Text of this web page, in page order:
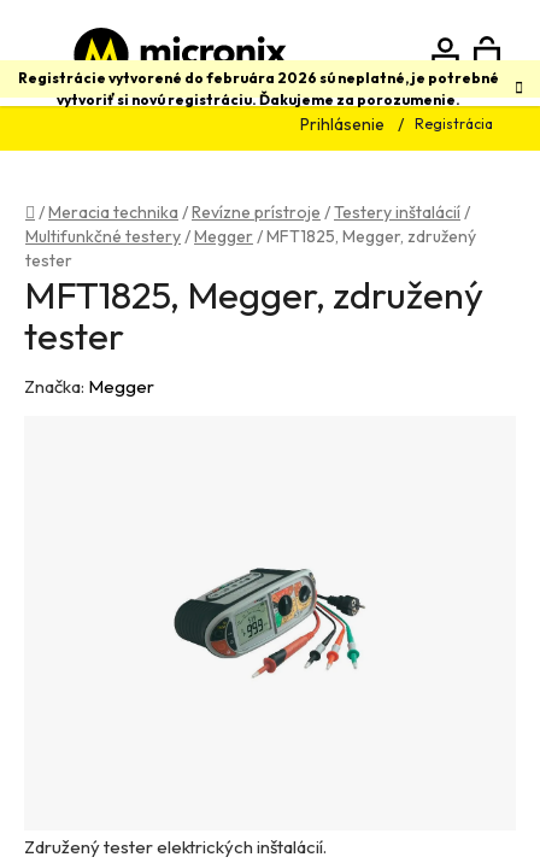
obsah
Registrácie vytvorené do februára 2026 sú neplatné, je potrebné
vytvoriť si novú registráciu. Ďakujeme za porozumenie.
Prihlásenie Registrácia
Hľadať
Domov
/Meracia technika /Revízne prístroje /Testery inštalácií/
Multifunkčné testery/Megger/MFT1825, Megger, združený
tester
Združený tester elektrických inštalácií.
MFT1825, Megger, združený
tester
Značka: Megger